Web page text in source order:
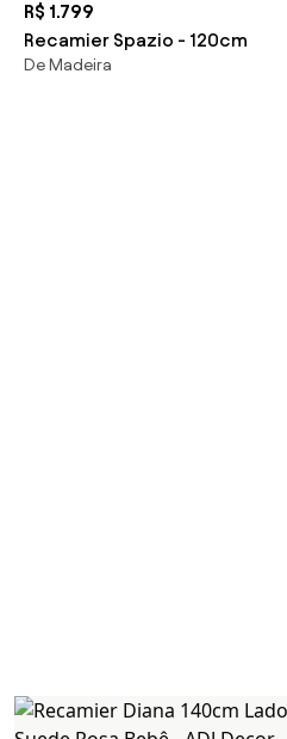
R$ 1.799
Recamier Spazio - 120cm
De Madeira